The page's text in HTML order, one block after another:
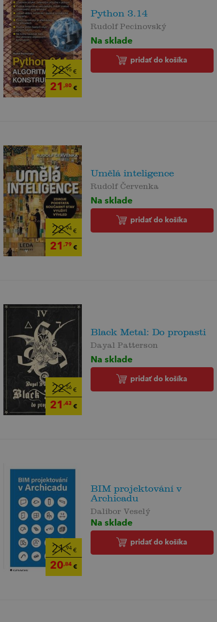
22,95€
21 ,80€
Python 3.14
Rudolf Pecinovský
Na sklade
pridať do košíka
22,94€
21 ,79 €
Umělá inteligence
Rudolf Červenka
Na sklade
pridať do košíka
22,56€
21 ,43€
Black Metal: Do propasti
Dayal Patterson
Na sklade
pridať do košíka
21,94€
20,84€
BIM projektování v
Archicadu
Dalibor Veselý
Na sklade
pridať do košíka